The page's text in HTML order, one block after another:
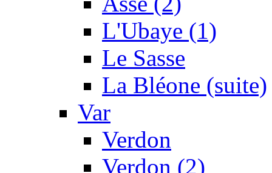
L'Ubaye (1)
Le Sasse
La Bléone (suite)
Var
Verdon
Verdon (2)